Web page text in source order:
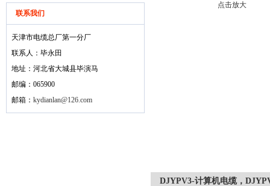
联系我们
天津市电缆总厂第一分厂
联系人：毕永田
地址：河北省大城县毕演马
邮编：065900
邮箱： kydianlan@126.com
点击放大
DJYPV3-计算机电缆，